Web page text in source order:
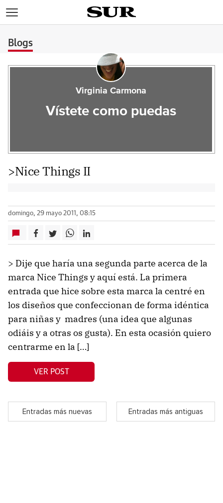
Blogs
Virginia Carmona
Vístete como puedas
>Nice Things II
domingo, 29 mayo 2011, 08:15
> Dije que haría una segunda parte acerca de la
marca Nice Things y aquí está. La primera
entrada que hice sobre esta marca la centré en
los diseños que confeccionan de forma idéntica
para niñas y madres (una idea que algunas
odiáis y a otras os gusta). En esta ocasión quiero
centrarme en la […]
VER POST
Entradas más nuevas Entradas más antiguas